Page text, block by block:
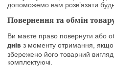
допоможемо вам розв’язати
Повернення та обмін
Ви маєте право повернути або
днів з моменту отримання, якщо
збережено його товарний
комплектуючі.